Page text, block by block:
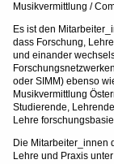
Musikvermittlung /
Es ist den
dass Forschung,
und einander
oder SIMM) ebenso
Musikvermittlung
Studierende,
Lehre
Die Mitarbeiter_innen
Lehre und Praxis